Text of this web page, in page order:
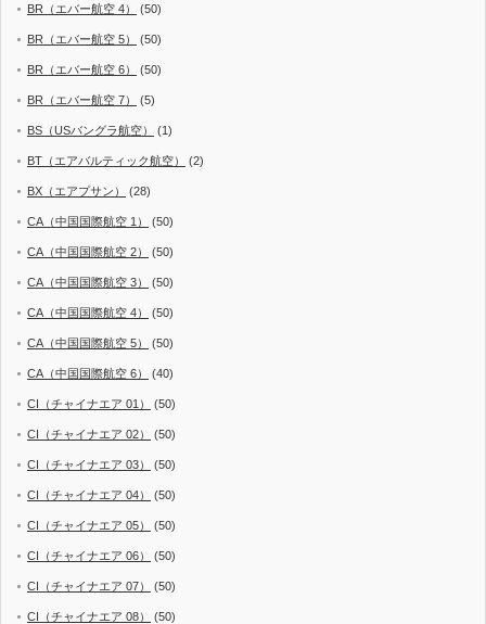
BR（エバー航空 4） (50)
BR（エバー航空 5） (50)
BR（エバー航空 6） (50)
BR（エバー航空 7） (5)
BS（USバングラ航空） (1)
BT（エアバルティック航空） (2)
BX（エアプサン） (28)
CA（中国国際航空 1） (50)
CA（中国国際航空 2） (50)
CA（中国国際航空 3） (50)
CA（中国国際航空 4） (50)
CA（中国国際航空 5） (50)
CA（中国国際航空 6） (40)
CI（チャイナエア 01） (50)
CI（チャイナエア 02） (50)
CI（チャイナエア 03） (50)
CI（チャイナエア 04） (50)
CI（チャイナエア 05） (50)
CI（チャイナエア 06） (50)
CI（チャイナエア 07） (50)
CI（チャイナエア 08） (50)